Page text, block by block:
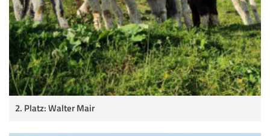
2. Platz: Walter Mair